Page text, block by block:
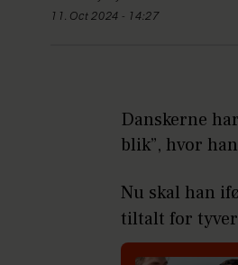
11. Oct 2024 - 14:27
Danskerne
blik”, hvor
Nu skal han
tiltalt for